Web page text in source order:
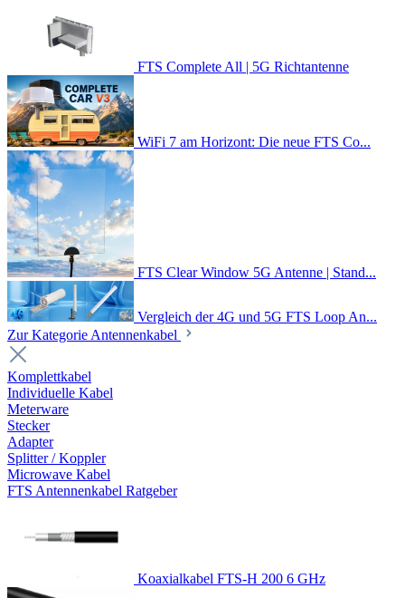
FTS Complete All | 5G Richtantenne
WiFi 7 am Horizont: Die neue FTS Co...
FTS Clear Window 5G Antenne | Stand...
Vergleich der 4G und 5G FTS Loop An...
Zur Kategorie Antennenkabel
Komplettkabel
Individuelle Kabel
Meterware
Stecker
Adapter
Splitter / Koppler
Microwave Kabel
FTS Antennenkabel Ratgeber
Koaxialkabel FTS-H 200 6 GHz